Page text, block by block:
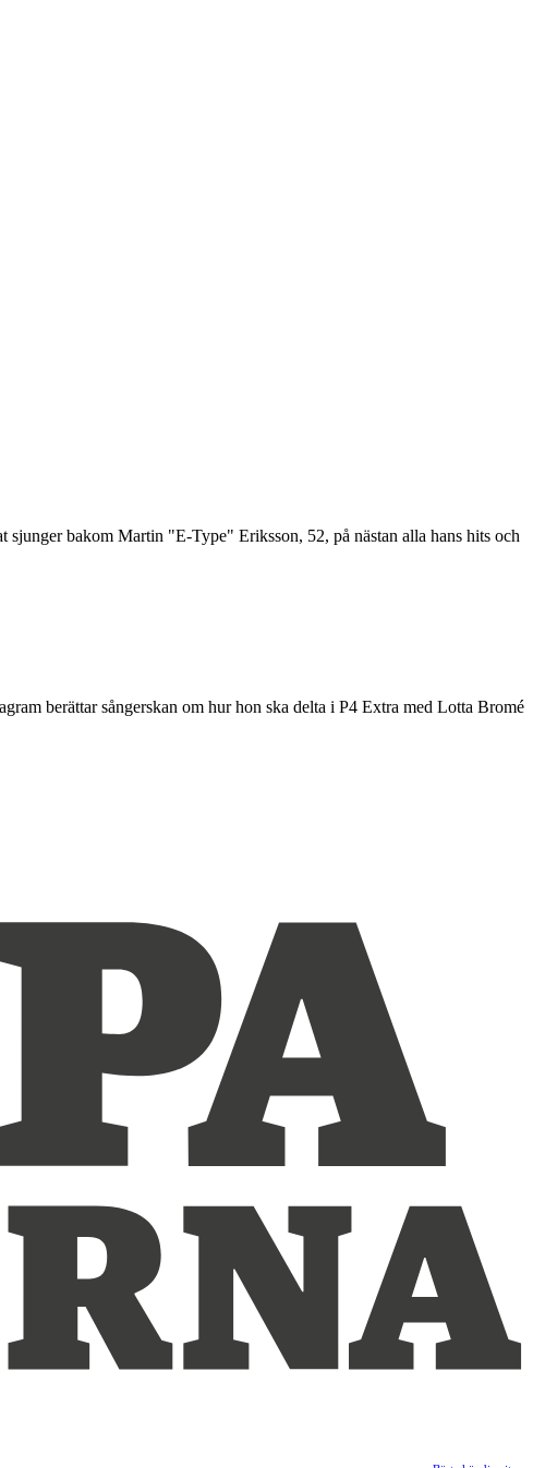
sjunger bakom Martin "E-Type" Eriksson, 52, på nästan alla hans hits och
berättar sångerskan om hur hon ska delta i P4 Extra med Lotta Bromé